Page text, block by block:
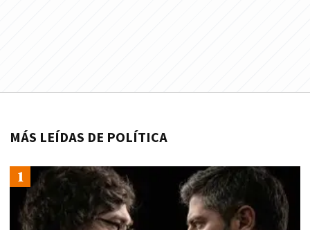
MÁS LEÍDAS DE POLÍTICA